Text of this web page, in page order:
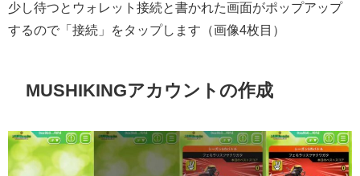
少し待つとウォレット接続と書かれた画面がポップアップ
するので「接続」をタップします（画像4枚目）
MUSHIKINGアカウントの作成